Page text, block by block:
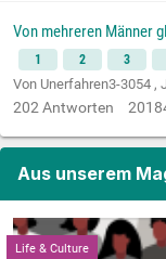
Von mehreren Männer
1 2 3
Von Unerfahren3-3054 ,
202Antworten
Aus unserem
Life & Culture